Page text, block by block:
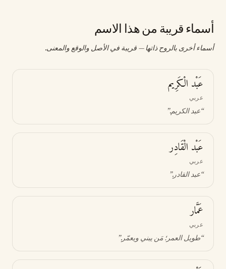
أسماء قريبة من هذا الاسم
أسماء أخرى بالروح ذاتها — قريبة في الأصل والوقع والمعنى.
عَبْد الْكَرِيم
عربي
“عبد الكريم.”
عَبْد الْقَادِر
عربي
“عبد القادر.”
عَمَّار
عربي
“طويل العمر؛ مَن يبني ويعمّر.”